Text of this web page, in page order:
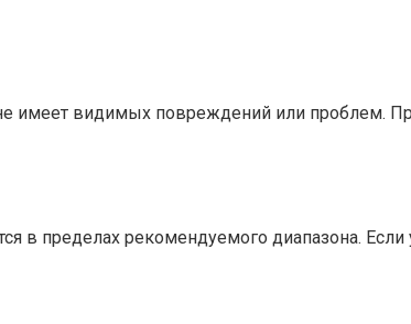
имеет видимых повреждений или проблем.
в пределах рекомендуемого диапазона.